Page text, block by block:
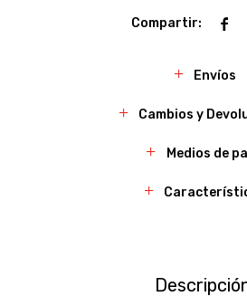

Envíos
Cambios y
Medios de